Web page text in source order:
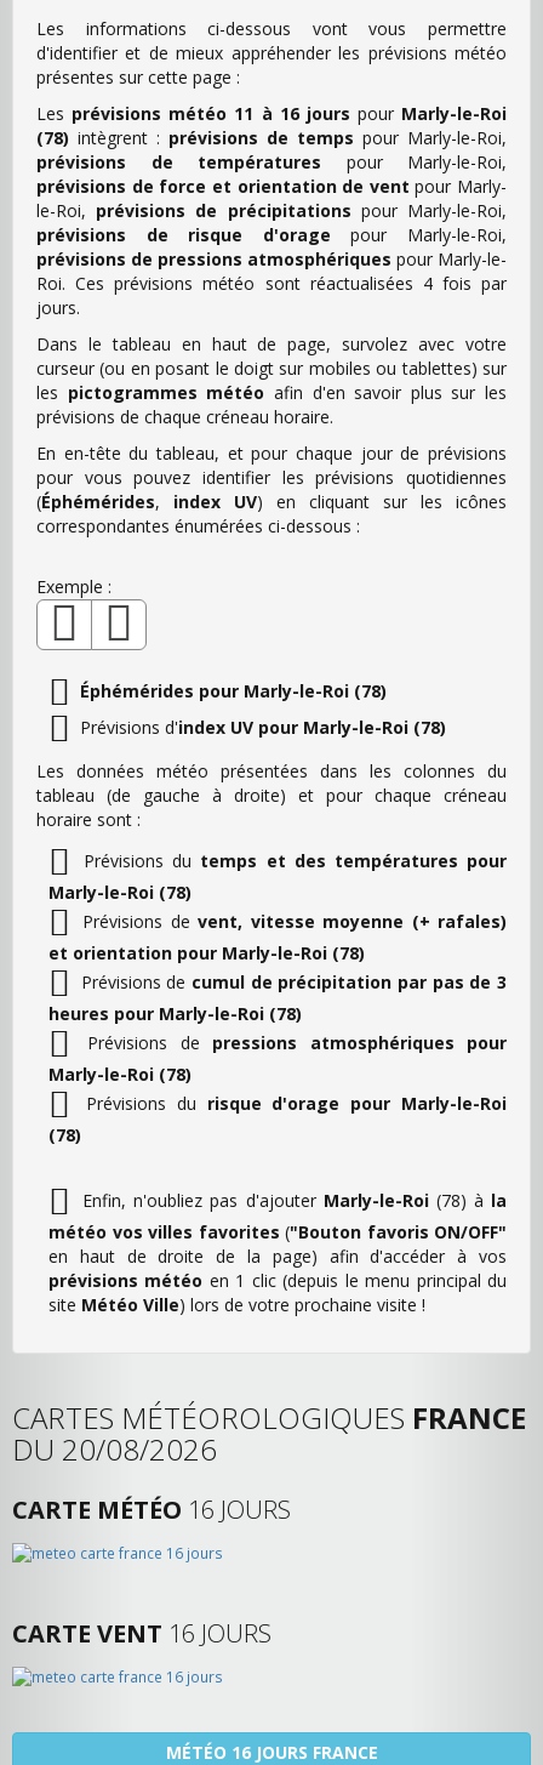
Les informations ci-dessous vont vous permettre
d'identifier et de mieux appréhender les prévisions météo
présentes sur cette page :
Les prévisions météo 11 à 16 jours pour Marly-le-Roi
(78) intègrent : prévisions de temps pour Marly-le-Roi,
prévisions de températures pour Marly-le-Roi,
prévisions de force et orientation de vent pour Marly-
le-Roi, prévisions de précipitations pour Marly-le-Roi,
prévisions de risque d'orage pour Marly-le-Roi,
prévisions de pressions atmosphériques pour Marly-le-
Roi. Ces prévisions météo sont réactualisées 4 fois par
jours.
Dans le tableau en haut de page, survolez avec votre
curseur (ou en posant le doigt sur mobiles ou tablettes) sur
les pictogrammes météo afin d'en savoir plus sur les
prévisions de chaque créneau horaire.
En en-tête du tableau, et pour chaque jour de prévisions
pour vous pouvez identifier les prévisions quotidiennes
(Éphémérides, index UV) en cliquant sur les icônes
correspondantes énumérées ci-dessous :
Exemple :
Éphémérides pour Marly-le-Roi (78)
Prévisions d'index UV pour Marly-le-Roi (78)
Les données météo présentées dans les colonnes du
tableau (de gauche à droite) et pour chaque créneau
horaire sont :
Prévisions du temps et des températures pour
Marly-le-Roi (78)
Prévisions devent, vitesse moyenne (+ rafales)
et orientation pour Marly-le-Roi (78)
Prévisions de cumul de précipitation par pas de 3
heures pour Marly-le-Roi (78)
Prévisions de pressions atmosphériques pour
Marly-le-Roi (78)
Prévisions du risque d'orage pour Marly-le-Roi
(78)
Enfin, n'oubliez pas d'ajouter Marly-le-Roi(78) à la
météo vos villes favorites ("Bouton favoris ON/OFF"
en haut de droite de la page) afin d'accéder à vos
prévisions météo en 1 clic (depuis le menu principal du
site Météo Ville) lors de votre prochaine visite !
CARTES MÉTÉOROLOGIQUES FRANCE
DU 20/08/2026
CARTE MÉTÉO 16 JOURS
CARTE VENT 16 JOURS
MÉTÉO 16 JOURS FRANCE